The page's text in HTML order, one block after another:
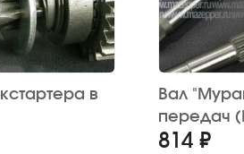
в
Вал
передач
814 ₽